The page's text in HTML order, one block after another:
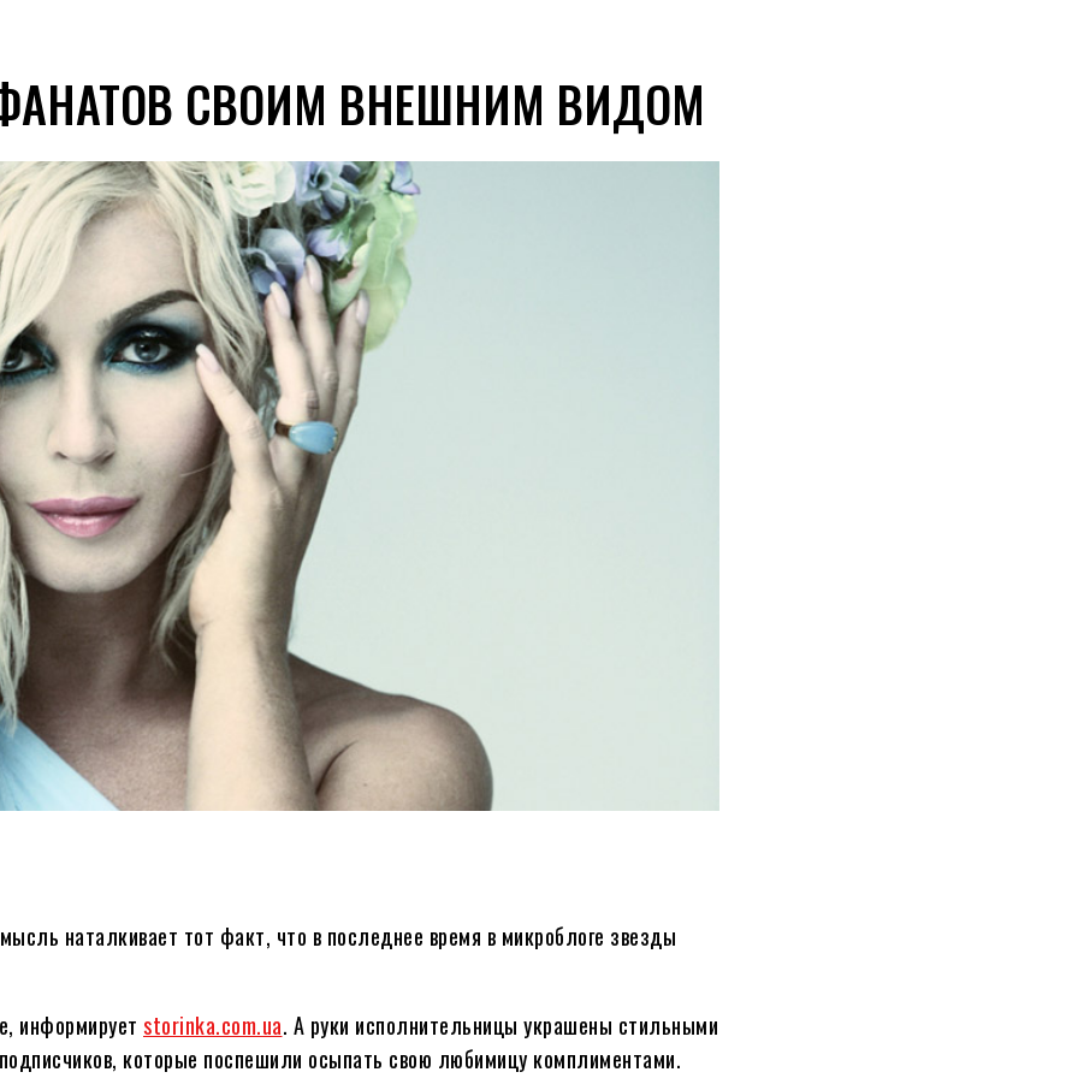
СВОИМ ВНЕШНИМ ВИДОМ
наталкивает тот факт, что в последнее время в микроблоге звезды
информирует storinka.com.ua. А руки исполнительницы украшены стильными
которые поспешили осыпать свою любимицу комплиментами.